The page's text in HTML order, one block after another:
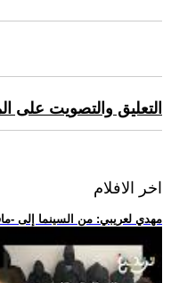
التعليق والتصويت على
اخر الافلام
.. مهدي لعريبي: من السينما إلى -